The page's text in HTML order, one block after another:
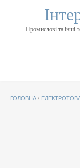
Промислові та інші
ГОЛОВНА/